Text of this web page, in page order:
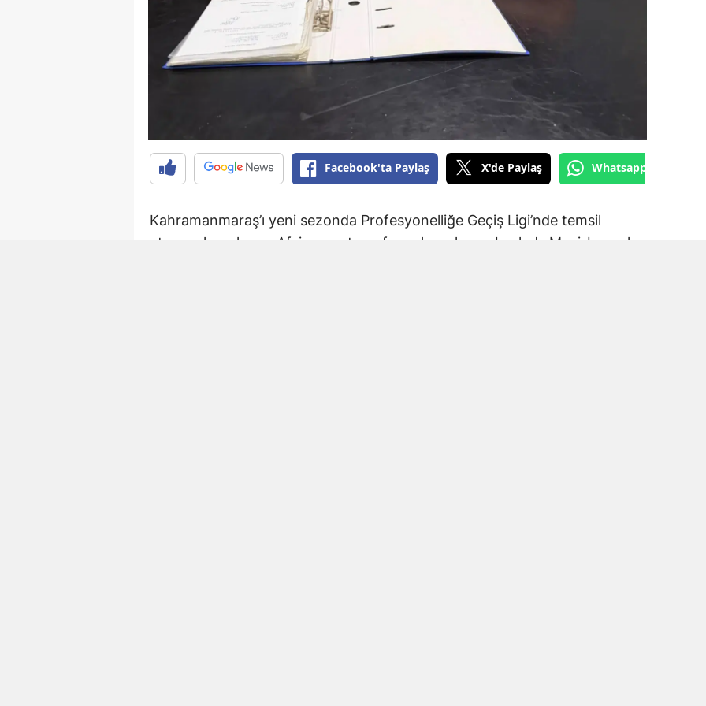
Facebook'ta Paylaş X'de Paylaş Whatsapp'tan
Kahramanmaraş’ı yeni sezonda Profesyonelliğe Geçiş Ligi’nde temsil
etmeye hazırlanan Afşinspor, transfer çalışmalarına başladı. Mavi-beyazlı